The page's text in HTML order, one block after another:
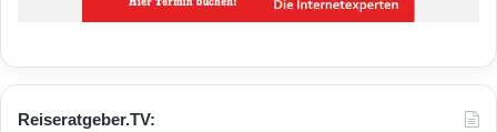
Reiseratgeber.TV: